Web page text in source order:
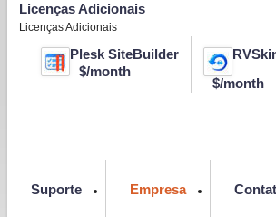
Licenças Adicionais
Licenças Adicionais
Plesk SiteBuilder
$/month
$/month
Suporte Empresa